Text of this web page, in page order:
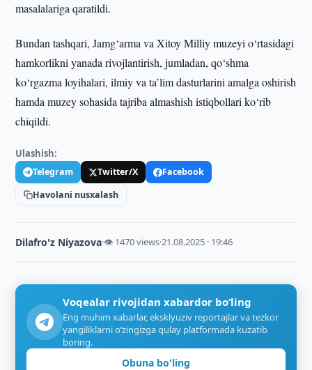
masalalariga qaratildi.
Bundan tashqari, Jamg‘arma va Xitoy Milliy muzeyi o‘rtasidagi
hamkorlikni yanada rivojlantirish, jumladan, qo‘shma
ko‘rgazma loyihalari, ilmiy va ta’lim dasturlarini amalga oshirish
hamda muzey sohasida tajriba almashish istiqbollari ko‘rib
chiqildi.
Ulashish:
Telegram Twitter/X
Facebook
Havolani nusxalash
Dilafro'z Niyazova·👁 1470 views·21.08.2025 · 19:46
Voqealar rivojidan xabardor bo‘ling
Eng muhim xabarlar, eksklyuziv reportajlar va tezkor
yangiliklarni o‘zingizga qulay platformada kuzatib
boring.
Obuna bo'ling